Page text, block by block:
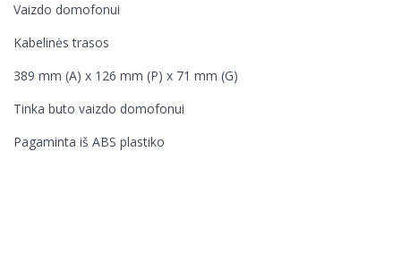
Vaizdo domofonui
Kabelinės trasos
389 mm (A) x 126 mm (P) x 71 mm (G)
Tinka buto vaizdo domofonui
Pagaminta iš ABS plastiko